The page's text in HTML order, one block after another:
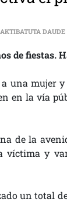
DAUDE
de fiestas.
una mujer
en la vía
de la
y
un total